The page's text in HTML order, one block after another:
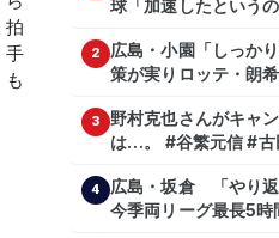
球「加速したという
2
広島・小園「しっか
策が実りロッテ・朗
3
野村克也さんがキャ
は…。 #谷繁元信 #古
4
広島・坂倉 「やり
今季両リーグ最長5